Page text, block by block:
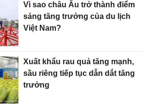
Vì sao châu Âu trở thành điểm
sáng tăng trưởng của du lịch
Việt Nam?
Xuất khẩu rau quả tăng mạnh,
sầu riêng tiếp tục dẫn dắt tăng
trưởng